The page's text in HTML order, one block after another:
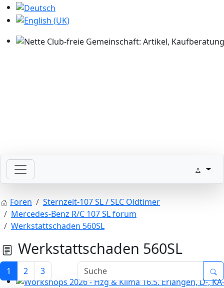
Sprache auswählen
Bitte schickt Eure Datenkarten vor 82 an die Sternzeit
Foren
Sternzeit-107 SL / SLC Oldtimer
Mercedes-Benz R/C 107 SL forum
Werkstattschaden 560SL
Werkstattschaden 560SL
1 2 3